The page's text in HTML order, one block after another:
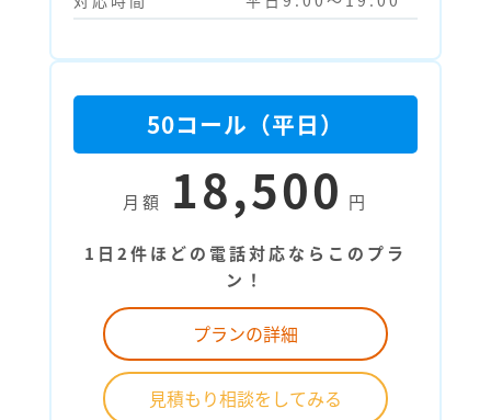
50コール（平日）
月額 18,500 円
1日2件ほどの電話対応ならこのプラ
ン！
プランの詳細
見積もり相談をしてみる